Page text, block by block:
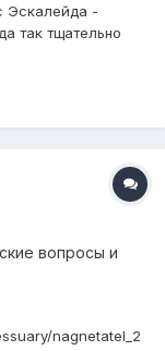
Эскалейда -
так тщательно
90тр имеет в
вопросы и
nagnetatel_2